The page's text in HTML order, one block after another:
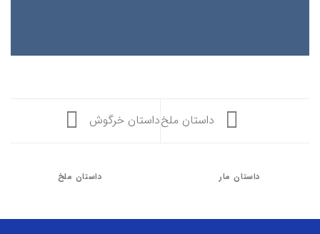
داستان ملخداستان خرگوش
داستان مار داستان ملخ